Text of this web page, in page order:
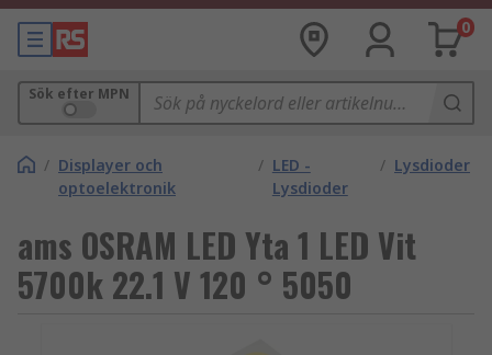
0
Sök efter MPN
/ Displayer och
optoelektronik
/ LED -
Lysdioder
/ Lysdioder
ams OSRAM LED Yta 1 LED Vit
5700k 22.1 V 120 ° 5050